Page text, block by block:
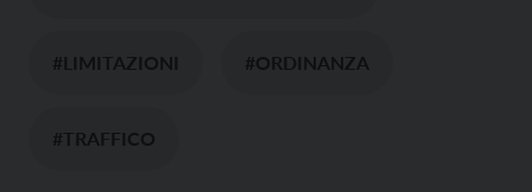
#LIMITAZIONI #ORDINANZA
#TRAFFICO